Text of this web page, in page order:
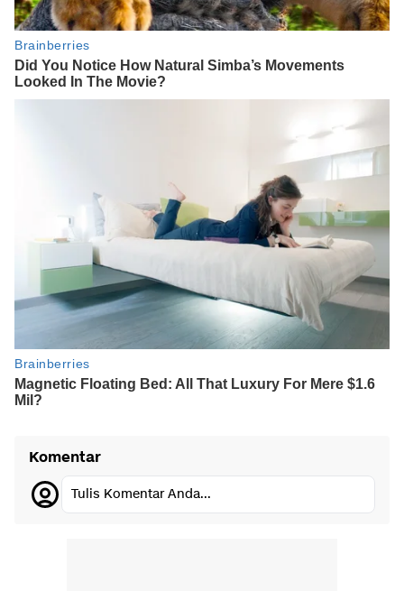
Komentar
Tulis Komentar Anda...